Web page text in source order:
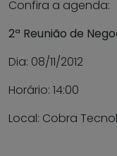
Confira a agenda:
2ª Reunião de
Dia: 08/11/2012
Horário: 14:00
Local: Cobra